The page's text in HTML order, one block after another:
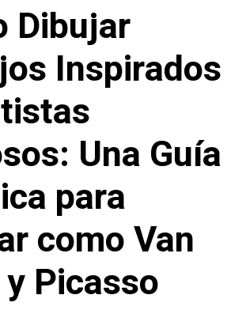
Dibujar
Inspirados
Una Guía
para
como Van
Picasso